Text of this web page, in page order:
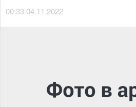
00:33 04.11.2022